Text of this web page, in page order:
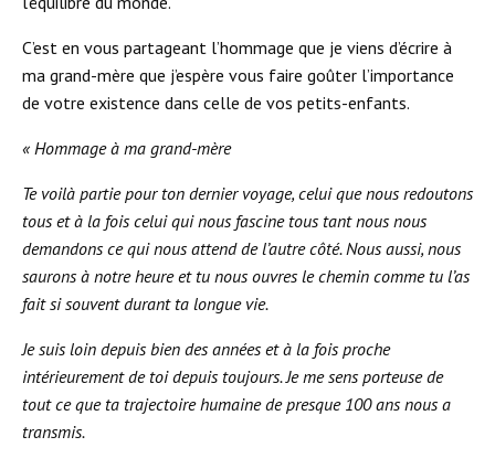
C’est en vous partageant l’hommage que je viens d’écrire à
ma grand-mère que j’espère vous faire goûter l’importance
de votre existence dans celle de vos petits-enfants.
« Hommage à ma grand-mère
Te voilà partie pour ton dernier voyage, celui que nous redoutons
tous et à la fois celui qui nous fascine tous tant nous nous
demandons ce qui nous attend de l’autre côté. Nous aussi, nous
saurons à notre heure et tu nous ouvres le chemin comme tu l’as
fait si souvent durant ta longue vie.
Je suis loin depuis bien des années et à la fois proche
intérieurement de toi depuis toujours. Je me sens porteuse de
tout ce que ta trajectoire humaine de presque 100 ans nous a
transmis.